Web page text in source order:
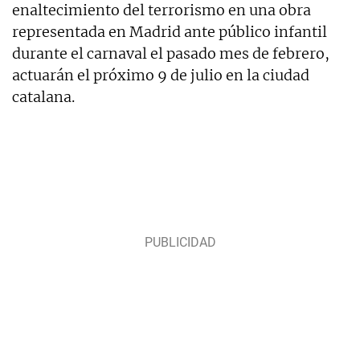
enaltecimiento del terrorismo en una obra
representada en Madrid ante público infantil
durante el carnaval el pasado mes de febrero,
actuarán el próximo 9 de julio en la ciudad
catalana.